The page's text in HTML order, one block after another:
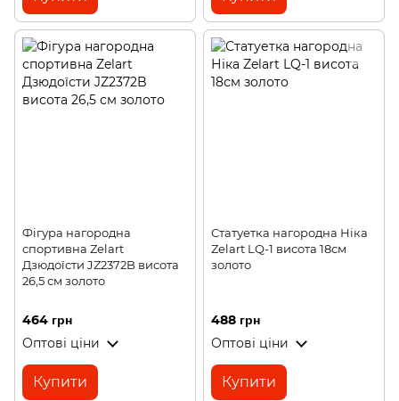
Фігура нагородна
спортивна Zelart
Дзюдоїсти JZ2372B висота
26,5 см золото
464 грн
Оптові ціни
Купити
Статуетка нагородна Ніка
Zelart LQ-1 висота 18см
золото
488 грн
Оптові ціни
Купити